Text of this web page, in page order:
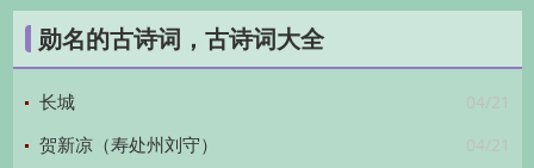
代古诗词/金朝古诗词/元代古诗词/明代古诗词
/清代古诗词/近现代古诗词
鉴赏/古诗下一句/古诗上一句/
勋名的古诗词，古诗词大全
04/21
长城
04/21
贺新凉（寿处州刘守）